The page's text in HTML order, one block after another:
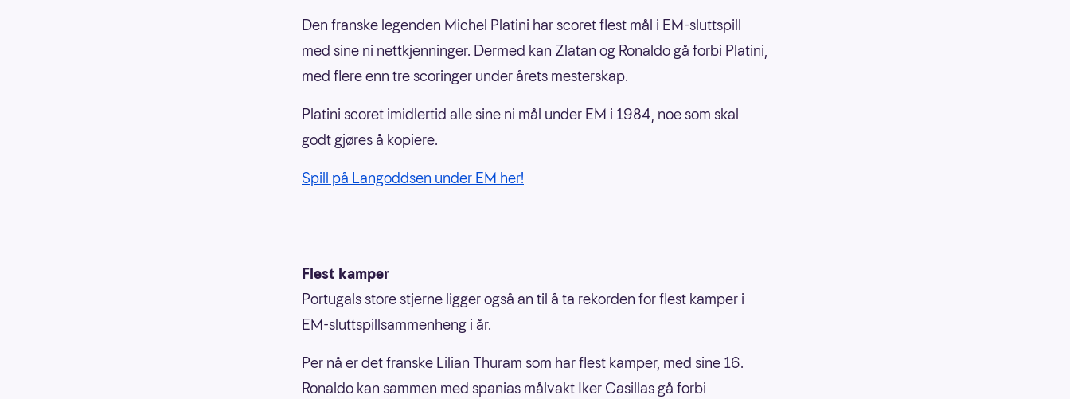
Den franske legenden Michel Platini har scoret flest mål i EM-sluttspill
med sine ni nettkjenninger. Dermed kan Zlatan og Ronaldo gå forbi Platini,
med flere enn tre scoringer under årets mesterskap.
Platini scoret imidlertid alle sine ni mål under EM i 1984, noe som skal
godt gjøres å kopiere.
Spill på Langoddsen under EM her!
Flest kamper
Portugals store stjerne ligger også an til å ta rekorden for flest kamper i
EM-sluttspillsammenheng i år.
Per nå er det franske Lilian Thuram som har flest kamper, med sine 16.
Ronaldo kan sammen med spanias målvakt Iker Casillas gå forbi